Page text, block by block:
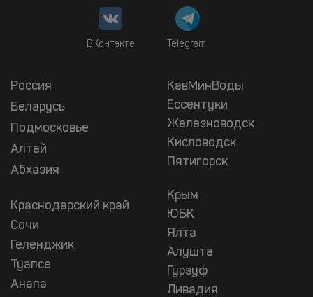
ВКонтакте Telegram
Россия
Беларусь
Подмосковье
Алтай
Абхазия
Краснодарский край
Сочи
Геленджик
Туапсе
Анапа
КавМинВоды
Ессентуки
Железноводск
Кисловодск
Пятигорск
Крым
ЮБК
Ялта
Алушта
Гурзуф
Ливадия